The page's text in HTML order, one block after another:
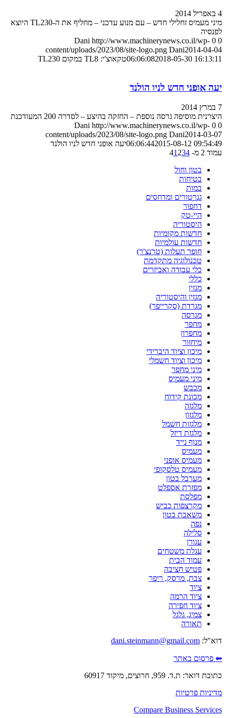
4 באפריל 2014
מיני מעמיס זחלילי חדש – עם מנוע עדכני – מחליף את ה-TL230 היוצא
לפנסיה
0
0
Dani http://www.machinerynews.co.il/wp-
content/uploads/2023/08/site-logo.png Dani2014-04-04
06:06:082018-05-30 16:13:11 טקאוצ'י: TL8 במקום TL230
יעה אופני חדש לניו הולנד
7 במרץ 2014
היצרנית מוסיפה גרסה נוספת – החזקה בהיצע – לסדרה 200 המעודכנת
0
0
Dani http://www.machinerynews.co.il/wp-
content/uploads/2023/08/site-logo.png Dani2014-03-07
06:06:442015-08-12 09:54:49
יעה אופני חדש לניו הולנד
עמוד 2 מ- 4
1 234
בטון וחול
בטיחות
במות
גנרטורים ומדחסים
דחפור
היי-טק
היסטוריה
חדשות מקומיות
חדשות עולמיות
חופר תעלות (טרנצ'ר)
טכנולוגיה מתקדמת
כלי עבודה ואביזרים
כללי
מגזין
מגזין והיסטוריה
מגרדת (סקרייפר)
מגרסה
מחפר
מחפרון
מיחזור
מיכון וציוד היברידי
מיכון וציוד חשמלי
מיני מחפר
מיני מעמיס
מכבש
מכונת קידוח
מלגזה
מלגזון
מלגזות חשמל
מלגזת דיזל
מנוף נייד
מעמיס
מעמיס אופני
מעמיס טלסקופי
מערבל בטון
מפזרת אספלט
מפלסת
מקרצפות כביש
משאבת בטון
נפה
סלילה
עגורן
עגלת משטחים
עמוד הבית
פטיש חציבה
צבת, מרסק, ריפר
ציוד
ציוד הרמה
ציוד חפירה
צמיג, גלגל
תאורה
דוא"ל: dani.steinmann@gmail.com
⬅ פרסום באתר
כתובת דואר: ת.ד. 959, חרוצים, מיקוד 60917
מדיניות פרטיות
Compare Business Services